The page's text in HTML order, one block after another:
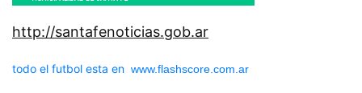
http://santafenoticias.gob.ar
todo el futbol esta en www.flashscore.com.ar